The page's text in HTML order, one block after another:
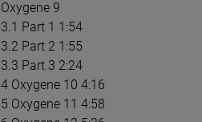
Oxygene 9
3.1 Part 1 1:54
3.2 Part 2 1:55
3.3 Part 3 2:24
4 Oxygene 10 4:16
5 Oxygene 11 4:58